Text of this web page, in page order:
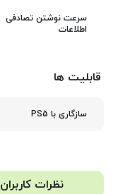
سرعت نوشتن تصادفی
اطلاعات
قابلیت ها
سازگاری با PS5
نظرات کاربران